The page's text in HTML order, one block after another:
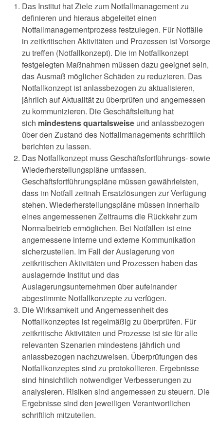
Das Institut hat Ziele zum Notfallmanagement zu
definieren und hieraus abgeleitet einen
Notfallmanagementprozess festzulegen. Für Notfälle
in zeitkritischen Aktivitäten und Prozessen ist Vorsorge
zu treffen (Notfallkonzept). Die im Notfallkonzept
festgelegten Maßnahmen müssen dazu geeignet sein,
das Ausmaß möglicher Schäden zu reduzieren. Das
Notfallkonzept ist anlassbezogen zu aktualisieren,
jährlich auf Aktualität zu überprüfen und angemessen
zu kommunizieren. Die Geschäftsleitung hat
sich mindestens quartalsweise und anlassbezogen
über den Zustand des Notfallmanagements schriftlich
berichten zu lassen.
Das Notfallkonzept muss Geschäftsfortführungs- sowie
Wiederherstellungspläne umfassen.
Geschäftsfortführungspläne müssen gewährleisten,
dass im Notfall zeitnah Ersatzlösungen zur Verfügung
stehen. Wiederherstellungspläne müssen innerhalb
eines angemessenen Zeitraums die Rückkehr zum
Normalbetrieb ermöglichen. Bei Notfällen ist eine
angemessene interne und externe Kommunikation
sicherzustellen. Im Fall der Auslagerung von
zeitkritischen Aktivitäten und Prozessen haben das
auslagernde Institut und das
Auslagerungsunternehmen über aufeinander
abgestimmte Notfallkonzepte zu verfügen.
Die Wirksamkeit und Angemessenheit des
Notfallkonzeptes ist regelmäßig zu überprüfen. Für
zeitkritische Aktivitäten und Prozesse ist sie für alle
relevanten Szenarien mindestens jährlich und
anlassbezogen nachzuweisen. Überprüfungen des
Notfallkonzeptes sind zu protokollieren. Ergebnisse
sind hinsichtlich notwendiger Verbesserungen zu
analysieren. Risiken sind angemessen zu steuern. Die
Ergebnisse sind den jeweiligen Verantwortlichen
schriftlich mitzuteilen.